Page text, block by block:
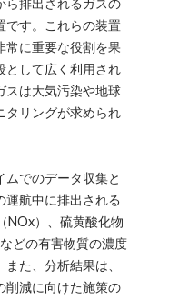
ら排出されるガスの
です。これらの装置
常に重要な役割を果
として広く利用され
スは大気汚染や地球
タリングが求められ
ムでのデータ収集と
運航中に排出される
NOx）、硫黄酸化物
どの有害物質の濃度
た、分析結果は、
削減に向けた施策の